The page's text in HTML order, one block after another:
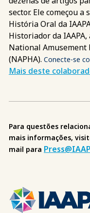
sector. Ele começou
História Oral da
Historiador da
National Amusement
(NAPHA). Conecte-se
Mais deste
Para questões
mais informações,
mail para